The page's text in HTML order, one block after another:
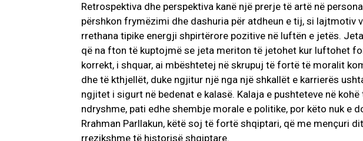
Retrospektiva dhe perspektiva kanë një prerje të artë në
përshkon frymëzimi dhe dashuria për atdheun e tij, si lajtmotiv
rrethana tipike energji shpirtërore pozitive në luftën e jetës.
që na fton të kuptojmë se jeta meriton të jetohet kur luftohet
korrekt, i shquar, ai mbështetej në skrupuj të fortë të moralit
dhe të kthjellët, duke ngjitur një nga një shkallët e karrierës
ngjitet i sigurt në bedenat e kalasë. Kalaja e pushteteve në
ndryshme, pati edhe shembje morale e politike, por këto nuk e
Rrahman Parllakun, këtë soj të fortë shqiptari, që me mençuri
rrezikshme të historisë shqiptare.